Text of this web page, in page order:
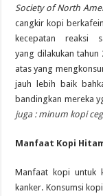
Society of North
cangkir kopi
kecepatan reaksi
yang dilakukantahun
atasyang
jauh lebih baik
bandingkan mereka
juga : minum kopi
Manfaat Kopi
Manfaat kopiuntuk
kanker. Konsumsi